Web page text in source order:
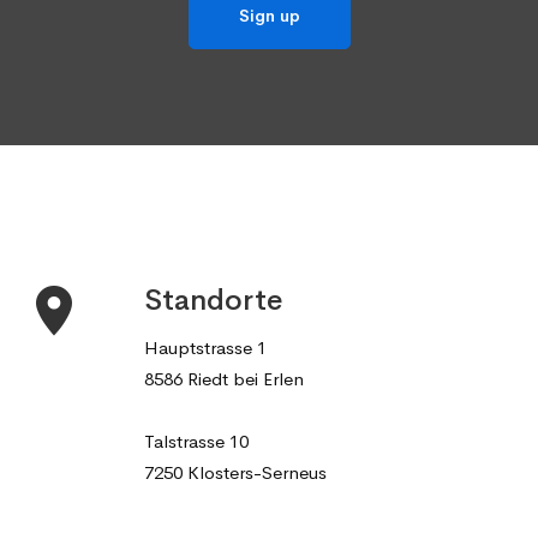
Standorte
Hauptstrasse 1
8586 Riedt bei Erlen
Talstrasse 10
7250 Klosters-Serneus